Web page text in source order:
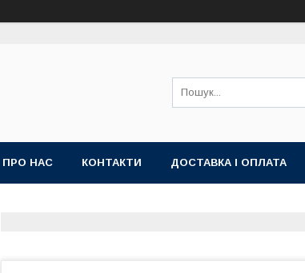
ПРО НАС КОНТАКТИ ДОСТАВКА І ОПЛАТА